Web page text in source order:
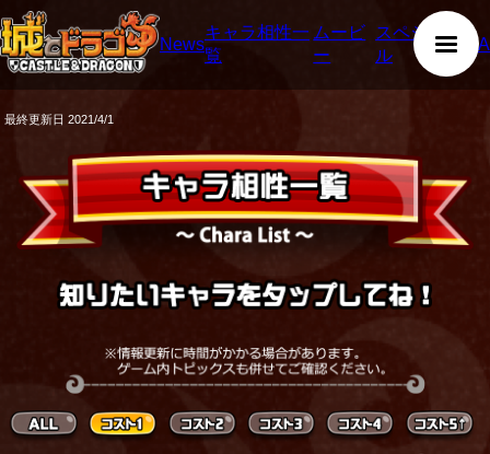
News
キャラ相性一
覧
ムービ
ー
スペシャ
ル
Q&A
最終更新日 2021/4/1